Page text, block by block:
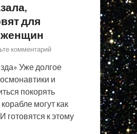
для
женщин
комментарий
Уже долгое
и
покорять
могут как
к этому